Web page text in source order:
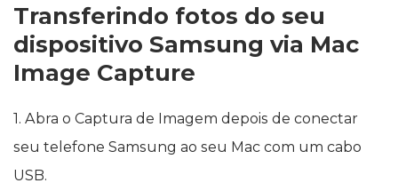
Transferindo fotos do seu
dispositivo Samsung via Mac
Image Capture
1. Abra o Captura de Imagem depois de conectar
seu telefone Samsung ao seu Mac com um cabo
USB.